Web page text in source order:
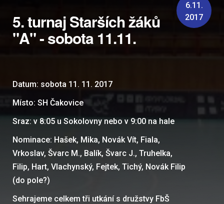
5. turnaj Starších žáků
"A" - sobota 11.11.
6.11.
2017
Datum: sobota 11. 11. 2017
Místo: SH Čakovice
Sraz: v 8:05 u Sokolovny nebo v 9:00 na hale
Nominace: Hašek, Mika, Novák Vít, Fiala,
Vrkoslav, Švarc M., Balík, Švarc J., Truhelka,
Filip, Hart, Vlachynský, Fejtek, Tichý, Novák Filip
(do pole?)
Sehrajeme celkem tři utkání s družstvy FbŠ